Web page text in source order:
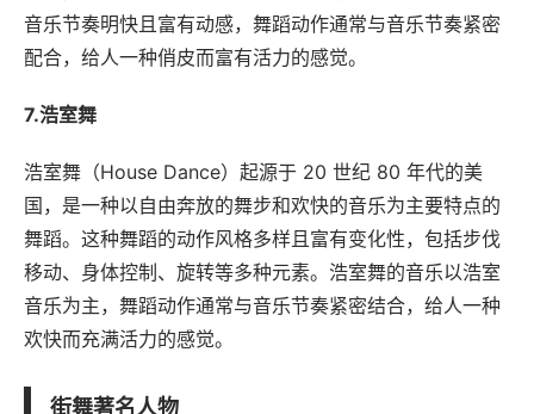
音乐节奏明快且富有动感，舞蹈动作通常与音乐节奏紧密
配合，给人一种俏皮而富有活力的感觉。
7.浩室舞
浩室舞（House Dance）起源于 20 世纪 80 年代的美
国，是一种以自由奔放的舞步和欢快的音乐为主要特点的
舞蹈。这种舞蹈的动作风格多样且富有变化性，包括步伐
移动、身体控制、旋转等多种元素。浩室舞的音乐以浩室
音乐为主，舞蹈动作通常与音乐节奏紧密结合，给人一种
欢快而充满活力的感觉。
街舞著名人物